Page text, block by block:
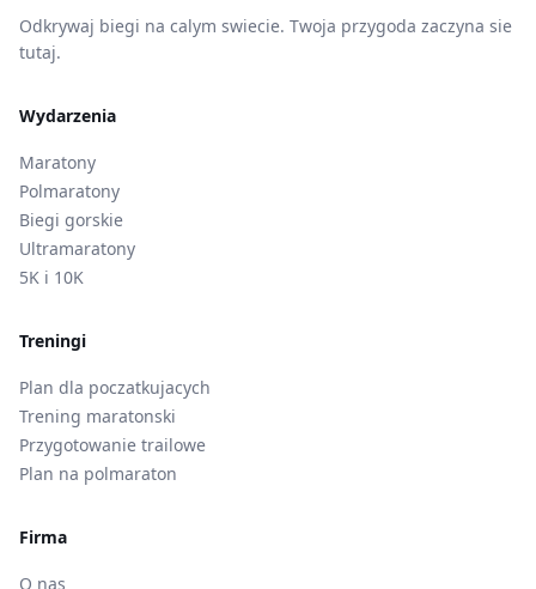
Odkrywaj biegi na calym swiecie. Twoja przygoda zaczyna sie
tutaj.
Wydarzenia
Maratony
Polmaratony
Biegi gorskie
Ultramaratony
5K i 10K
Treningi
Plan dla poczatkujacych
Trening maratonski
Przygotowanie trailowe
Plan na polmaraton
Firma
O nas